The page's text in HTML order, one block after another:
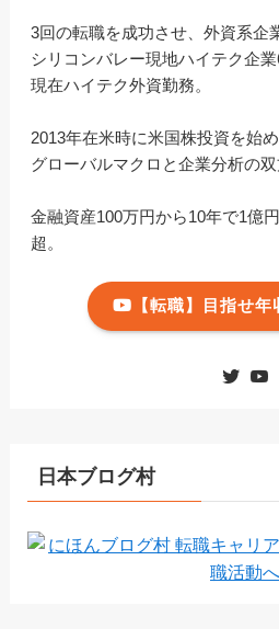
3回の転職を成功させ、外資系企
シリコンバレー現地ハイテク企業
現在ハイテク外資勤務。
2013年在米時に米国株投資を始め
グローバルマクロと企業分析の双
金融資産100万円から10年で1億
超。
【転職】目指せ
日本ブログ村